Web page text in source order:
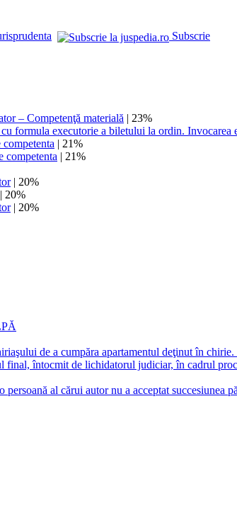
Subscrie
– Competenţă materială | 23%
formula executorie a biletului la ordin. Invocarea
| 21%
competenta | 21%
| 20%
| 20%
| 20%
de a cumpăra apartamentul deţinut în chirie.
întocmit de lichidatorul judiciar, în cadrul
al cărui autor nu a acceptat succesiunea